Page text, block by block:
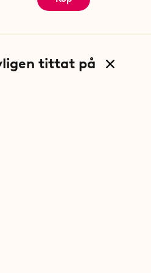
tittat på